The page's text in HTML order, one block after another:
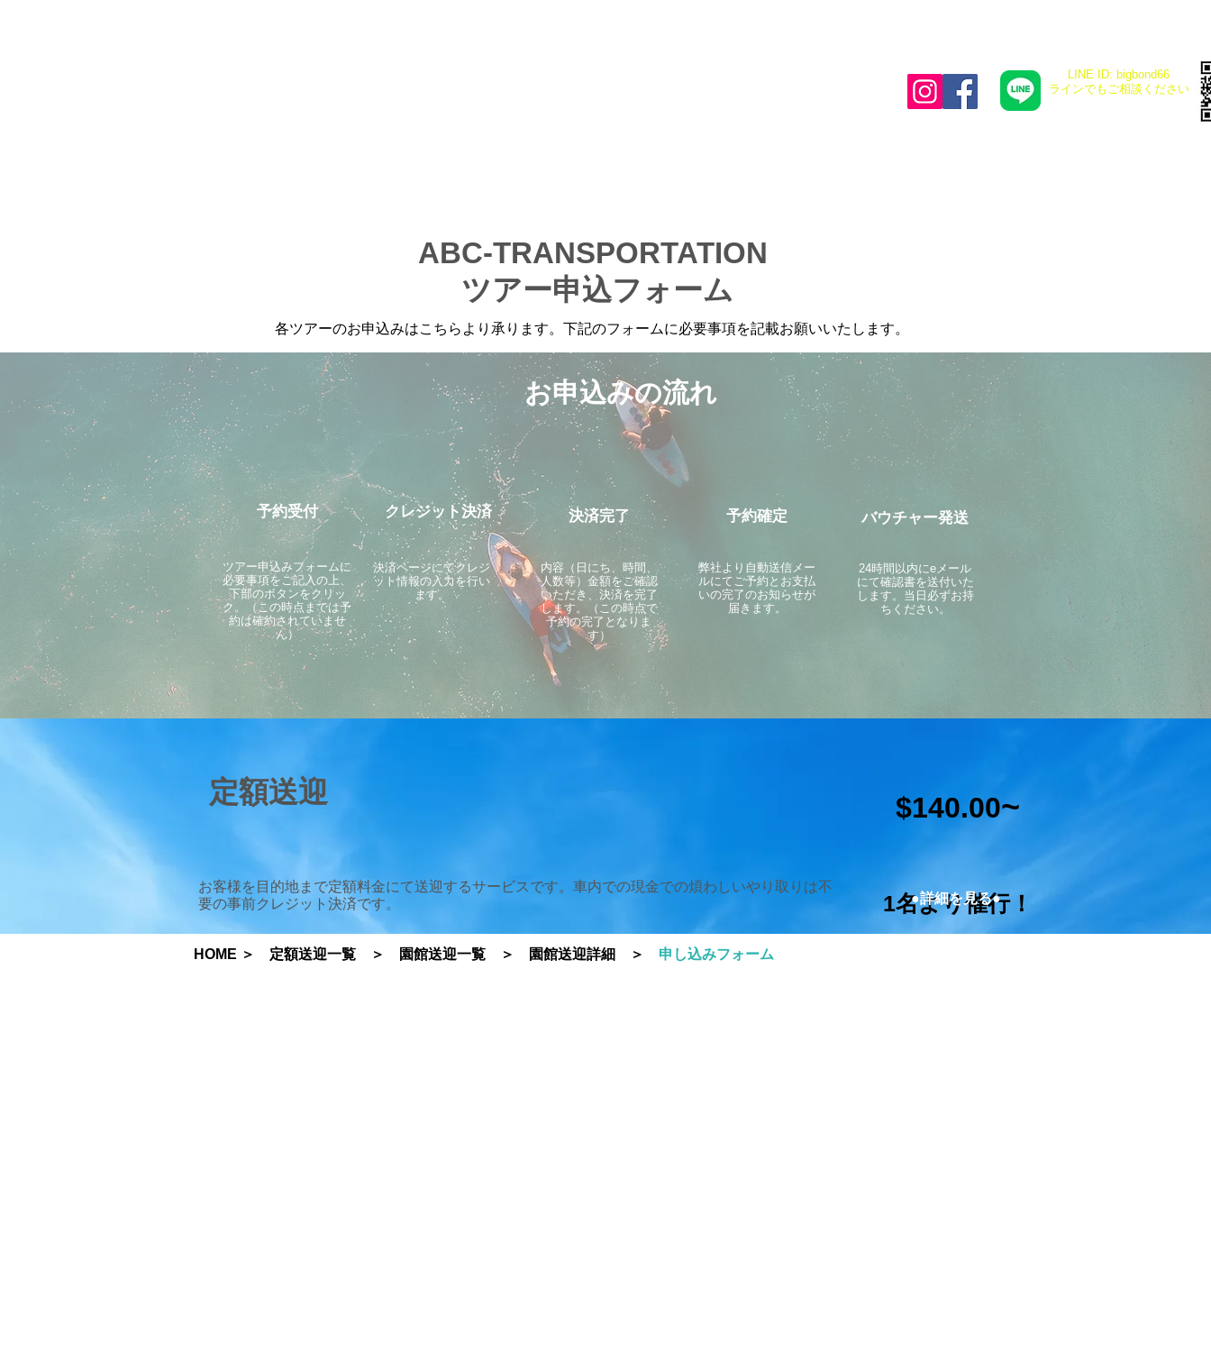
LINE ID: bigbond66
​ラインでもご相談ください
ABC-TRANSPORTATION
ツアー申込フォーム
各ツアーのお申込みはこちらより承ります。下記のフォームに必要事項を記載お願いいたします。
お申込みの流れ
予約受付 クレジット決済 決済完了 予約確定 バウチャー発送
ツアー申込みフォームに
必要事項をご記入の上、
下部のボタンをクリッ
ク。（この時点までは予
約は確約されていませ
ん）
決済ページにてクレジ
ット情報の入力を行い
ます。
内容（日にち、時間、
人数等）金額をご確認
いただき、決済を完了
します。（この時点で
予約の完了となりま
す）
​弊社より自動送信メー
ルにてご予約とお支払
いの完了のお知らせが
届きます。
24時間以内にeメール
にて確認書を送付いた
します。当日必ずお持
ちください。
定額送迎
​お客様を目的地まで定額料金にて送迎するサービスです。車内での現金での煩わしいやり取りは不
要の事前クレジット決済です。
$140.00~
1名より催行！
●詳細を見る●
HOME ＞ 定額送迎一覧 ＞ 園館送迎一覧 ＞ 園館送迎詳細 ＞ 申し込みフォーム